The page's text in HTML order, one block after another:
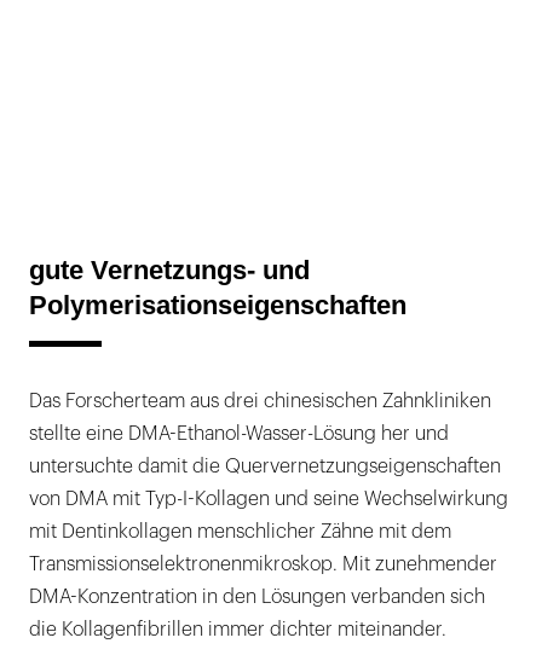
gute Vernetzungs- und
Polymerisationseigenschaften
Das Forscherteam aus drei chinesischen Zahnkliniken
stellte eine DMA-Ethanol-Wasser-Lösung her und
untersuchte damit die Quervernetzungseigenschaften
von DMA mit Typ-I-Kollagen und seine Wechselwirkung
mit Dentinkollagen menschlicher Zähne mit dem
Transmissionselektronenmikroskop. Mit zunehmender
DMA-Konzentration in den Lösungen verbanden sich
die Kollagenfibrillen immer dichter miteinander.